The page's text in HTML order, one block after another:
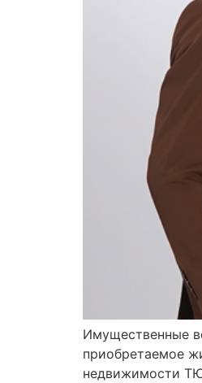
Имущественные
приобретаемое
недвижимости